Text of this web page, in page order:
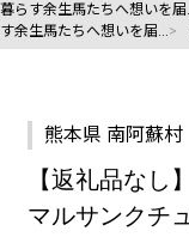
らす余生馬たちへ想いを
余生馬たちへ想いを届…
熊本県 南阿蘇村
【返礼品なし
マルサンクチ